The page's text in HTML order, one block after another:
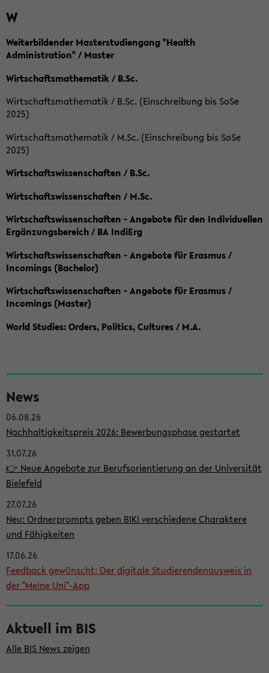
W
Weiterbildender Masterstudiengang "Health
Administration" / Master
Wirtschaftsmathematik / B.Sc.
Wirtschaftsmathematik / B.Sc. (Einschreibung bis SoSe
2025)
Wirtschaftsmathematik / M.Sc. (Einschreibung bis SoSe
2025)
Wirtschaftswissenschaften / B.Sc.
Wirtschaftswissenschaften / M.Sc.
Wirtschaftswissenschaften - Angebote für den Individuellen
Ergänzungsbereich / BA IndiErg
Wirtschaftswissenschaften - Angebote für Erasmus /
Incomings (Bachelor)
Wirtschaftswissenschaften - Angebote für Erasmus /
Incomings (Master)
World Studies: Orders, Politics, Cultures / M.A.
e
i
t
e
n
l
e
i
s
t
e
News
06.08.26
Nachhaltigkeitspreis 2026: Bewerbungsphase gestartet
31.07.26
👉 Neue Angebote zur Berufsorientierung an der Universität
Bielefeld
27.07.26
Neu: Ordnerprompts geben BIKI verschiedene Charaktere
und Fähigkeiten
17.06.26
Feedback gewünscht: Der digitale Studierendenausweis in
der "Meine Uni"-App
Aktuell im BIS
Alle BIS News zeigen